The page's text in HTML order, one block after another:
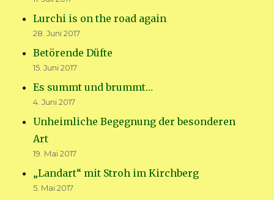
Lurchi is on the road again
28. Juni 2017
Betörende Düfte
15. Juni 2017
Es summt und brummt…
4. Juni 2017
Unheimliche Begegnung der besonderen
Art
19. Mai 2017
„Landart“ mit Stroh im Kirchberg
5. Mai 2017